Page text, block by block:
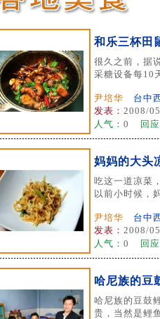
和乐三杯田
很久之前，据
采糖设备每10
尹培华
台中
发表： 2008/
人气： 0 回应
妈妈的大头
吃这一道凉菜
以前小时候，
尹培华
台中
发表： 2008/
人气： 0 回应
哈尼族的豆
哈尼族的豆鼓
贵，当然是鲤